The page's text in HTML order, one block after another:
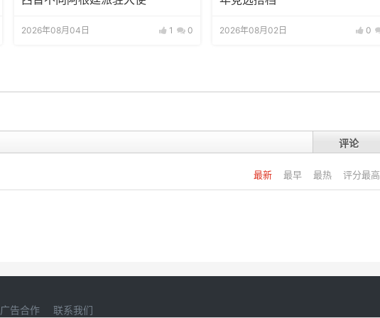
2026年08月04日 1 0 2026年08月02日 0
评论
最新 最早 最热 评分最高
广告合作 联系我们